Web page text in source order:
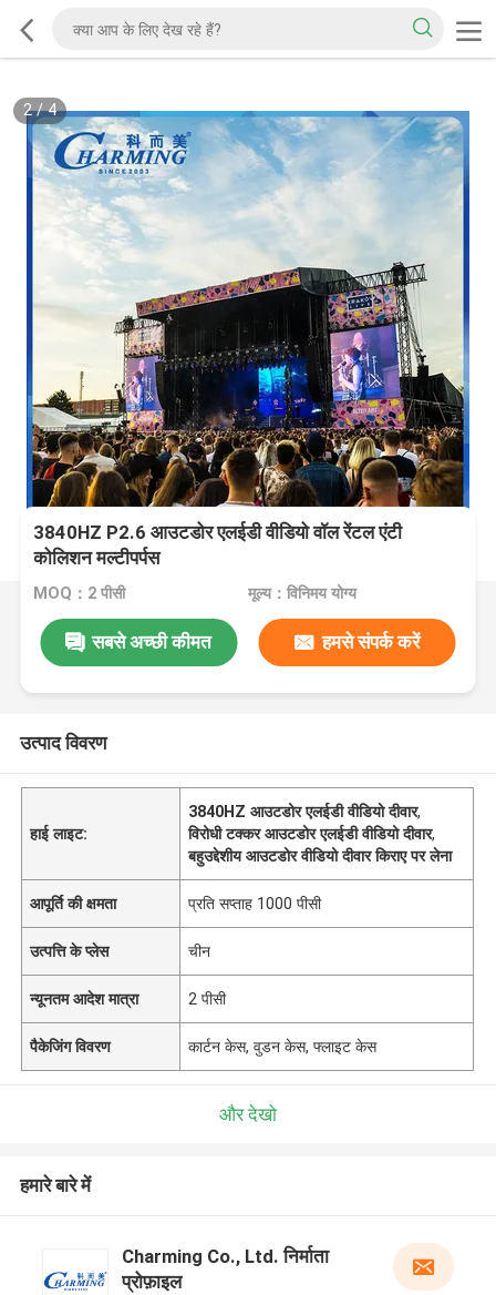
2/4
3840HZ P2.6 आउटडोर एलईडी वीडियो वॉल रेंटल एंटी
कोलिशन मल्टीपर्पस
MOQ：2 पीसी मूल्य：विनिमय योग्य
सबसे अच्छी कीमत हमसे संपर्क करें
उत्पाद विवरण
हाई लाइट:
3840HZ आउटडोर एलईडी वीडियो दीवार,
विरोधी टक्कर आउटडोर एलईडी वीडियो दीवार,
बहुउद्देशीय आउटडोर वीडियो दीवार किराए पर लेना
आपूर्ति की क्षमता प्रति सप्ताह 1000 पीसी
उत्पत्ति के प्लेस चीन
न्यूनतम आदेश मात्रा 2 पीसी
पैकेजिंग विवरण कार्टन केस, वुडन केस, फ्लाइट केस
और देखो
हमारे बारे में
Charming Co., Ltd. निर्माता
प्रोफ़ाइल